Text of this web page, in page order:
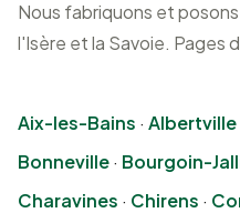
Nous fabriquons et
l'Isère et la Savoie. Pages
Aix-les-Bains · Albertville
Bonneville· Bourgoin-
Charavines · Chirens ·